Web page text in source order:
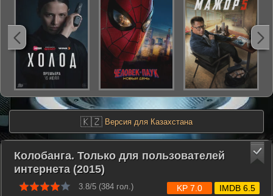
🇰🇿 Версия для Казахстана
Колобанга. Только для пользователей
интернета (2015)
3.8/5 (384 гол.) KP 7.0 IMDB 6.5